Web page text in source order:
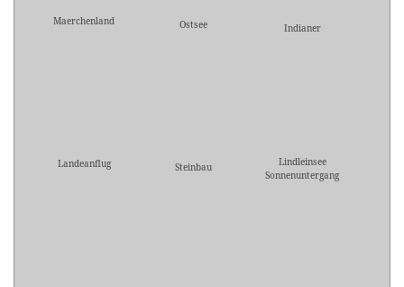
Maerchenland Ostsee Indianer
Landeanflug Steinbau
Lindleinsee
Sonnenuntergang